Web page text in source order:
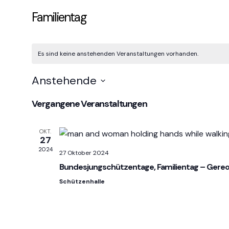
Familientag
Es sind keine anstehenden Veranstaltungen vorhanden.
Anstehende
wählen.
Vergangene Veranstaltungen
OKT.
27
2024 27 Oktober 2024
Bundesjungschützentage, Familientag –
Schützenhalle